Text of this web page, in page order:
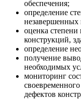
обеспечения;
определение
незавершенных
оценка
конструкций,
определение
получение
необходимых
мониторинг
дефектов